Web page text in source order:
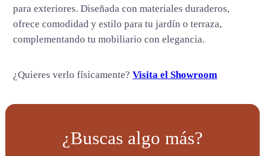
d
a
d
para exteriores. Diseñada con materiales duraderos,
ofrece comodidad y estilo para tu jardín o terraza,
complementando tu mobiliario con elegancia.
¿Quieres verlo físicamente?Visita el Showroom
¿Buscas algo más?